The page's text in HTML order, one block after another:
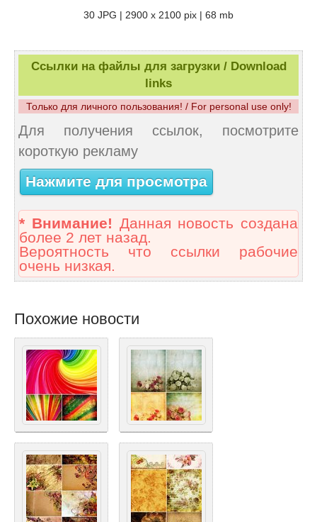
30 JPG | 2900 х 2100 pix | 68 mb
Ссылки на файлы для загрузки / Download
links
Только для личного пользования! / For personal use only!
Для получения ссылок, посмотрите
короткую рекламу
Нажмите для просмотра
* Внимание! Данная новость создана
более 2 лет назад.
Вероятность что ссылки рабочие
очень низкая.
Похожие новости